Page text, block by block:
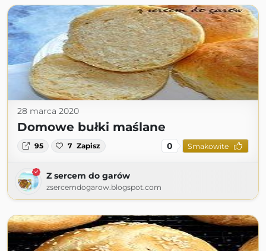
28 marca 2020
Domowe bułki maślane
95 7 Zapisz 0 Smakowite
Z sercem do garów
zsercemdogarow.blogspot.com